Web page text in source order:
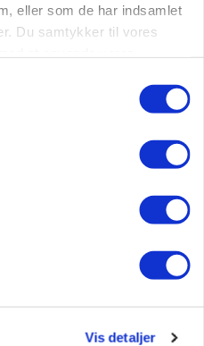
eller som de har indsamlet
Du samtykker til vores
Vis detaljer
03. aug.
i udvikling søges
03. aug.